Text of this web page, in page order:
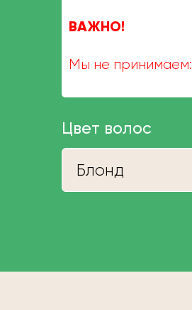
ВАЖНО!
Мы не принимаем:
Цвет волос
Блонд